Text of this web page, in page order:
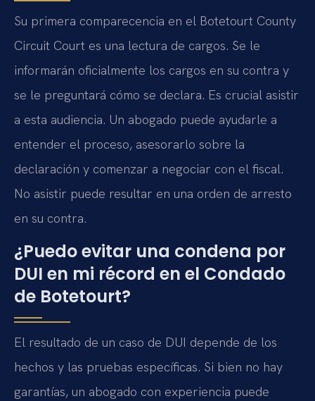
Su primera comparecencia en el Botetourt County
Circuit Court es una lectura de cargos. Se le
informarán oficialmente los cargos en su contra y
se le preguntará cómo se declara. Es crucial asistir
a esta audiencia. Un abogado puede ayudarle a
entender el proceso, asesorarlo sobre la
declaración y comenzar a negociar con el fiscal.
No asistir puede resultar en una orden de arresto
en su contra.
¿Puedo evitar una condena por
DUI en mi récord en el Condado
de Botetourt?
El resultado de un caso de DUI depende de los
hechos y las pruebas específicas. Si bien no hay
garantías, un abogado con experiencia puede